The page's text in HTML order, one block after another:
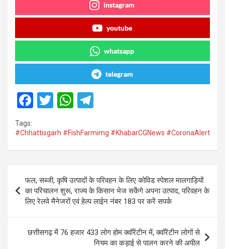
instagram
youtube
whatsapp
telegram
F
ce
b
o
k
T
tt
er
W
at
s
p
p
e
gr
m
Tags:
#Chhattisgarh #FishFarmimg #KhabarCGNews #CoronaAlert
navigation
फल, सब्जी, कृषि उत्पादों के परिवहन के लिए कोविड स्पेशल मालगाड़ियों
का परिचालन शुरू, राज्य के किसान भेज सकेेंगे अपना उत्पाद, परिवहन के
लिए रेलवे मैनेजरों एवं हेल्प लाईन नंबर 183 पर करें सपर्क
छत्तीसगढ़ में 76 हजार 433 लोग होम क्वॉरेंटीन में, क्वॉरेंटीन लोगों से
नियम का कड़ाई से पालन करने की अपील